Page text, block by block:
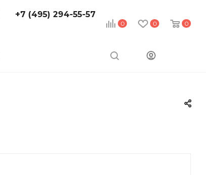
0 0 0
+7 (495) 294-55-57